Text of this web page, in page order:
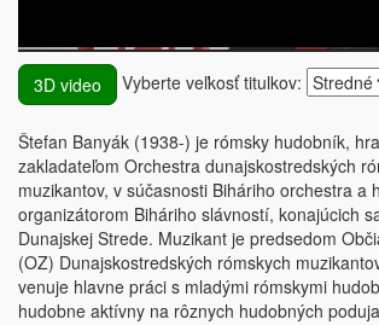
3D video Vyberte veľkosť titulkov:
Štefan Banyák (1938-) je rómsky hudobník,
zakladateľom Orchestra dunajskostredských
muzikantov, v súčasnosti Biháriho orchestra a
organizátorom Biháriho slávností, konajúcich
Dunajskej Strede. Muzikant je predsedom
(OZ) Dunajskostredských rómskych
venuje hlavne práci s mladými rómskymi
hudobne aktívny na rôznych hudobných